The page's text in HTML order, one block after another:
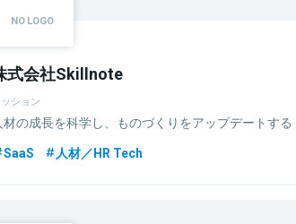
式会社Skillnote
ション
材の成長を科学し、ものづくりをアップデートする
SaaS
人材／HR Tech